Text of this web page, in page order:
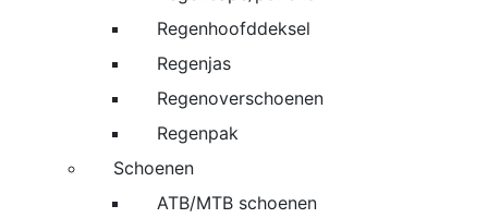
Regenhoofddeksel
Regenjas
Regenoverschoenen
Regenpak
Schoenen
ATB/MTB schoenen